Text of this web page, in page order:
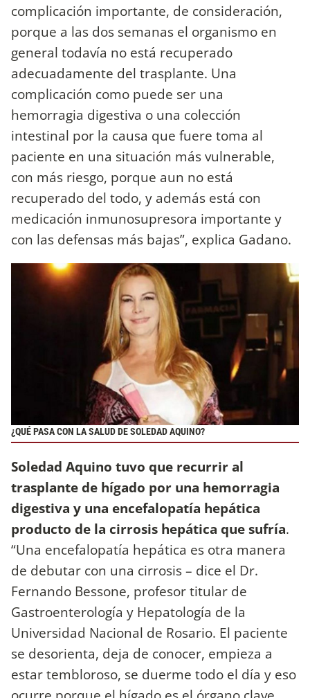
complicación importante, de consideración,
porque a las dos semanas el organismo en
general todavía no está recuperado
adecuadamente del trasplante. Una
complicación como puede ser una
hemorragia digestiva o una colección
intestinal por la causa que fuere toma al
paciente en una situación más vulnerable,
con más riesgo, porque aun no está
recuperado del todo, y además está con
medicación inmunosupresora importante y
con las defensas más bajas”, explica Gadano.
¿QUÉ PASA CON LA SALUD DE SOLEDAD AQUINO?
Soledad Aquino tuvo que recurrir al
trasplante de hígado por una hemorragia
digestiva y una encefalopatía hepática
producto de la cirrosis hepática que sufría.
“Una encefalopatía hepática es otra manera
de debutar con una cirrosis – dice el Dr.
Fernando Bessone, profesor titular de
Gastroenterología y Hepatología de la
Universidad Nacional de Rosario. El paciente
se desorienta, deja de conocer, empieza a
estar tembloroso, se duerme todo el día y eso